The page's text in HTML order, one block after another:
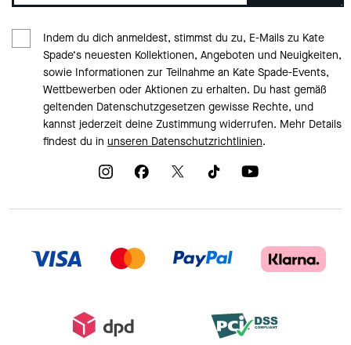
Indem du dich anmeldest, stimmst du zu, E-Mails zu Kate
Spade‘s neuesten Kollektionen, Angeboten und Neuigkeiten,
sowie Informationen zur Teilnahme an Kate Spade-Events,
Wettbewerben oder Aktionen zu erhalten. Du hast gemäß
geltenden Datenschutzgesetzen gewisse Rechte, und
kannst jederzeit deine Zustimmung widerrufen. Mehr Details
findest du in unseren Datenschutzrichtlinien.